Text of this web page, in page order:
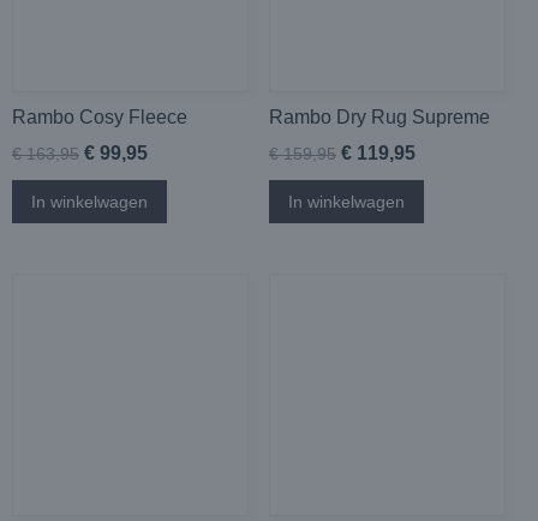
Rambo Cosy Fleece
€ 163,95 € 99,95
In winkelwagen
Rambo Dry Rug Supreme
€ 159,95 € 119,95
In winkelwagen